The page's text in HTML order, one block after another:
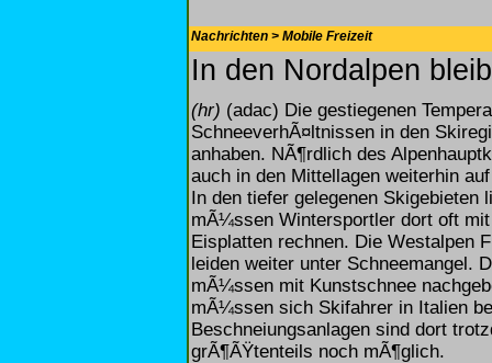
Nachrichten > Mobile Freizeit
In den Nordalpen
(hr) (adac) Die gestiegenen
SchneeverhÃ¤ltnissen in den
anhaben. NÃ¶rdlich des
auch in den Mittellagen weiterhin
In den tiefer gelegenen
mÃ¼ssen Wintersportler dort oft
Eisplatten rechnen. Die Westalpen
leiden weiter unter Schneemangel.
mÃ¼ssen mit Kunstschnee
mÃ¼ssen sich Skifahrer in Italien
Beschneiungsanlagen sind dort
grÃ¶ÃŸtenteils noch mÃ¶glich.